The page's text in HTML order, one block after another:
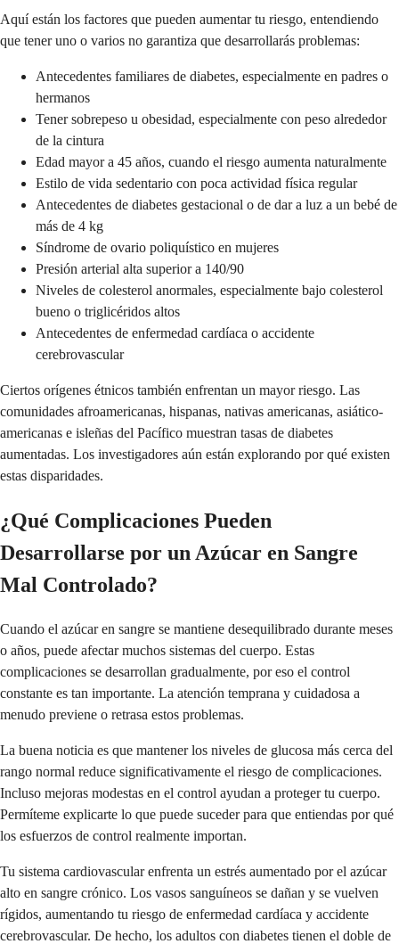
Aquí están los factores que pueden aumentar tu riesgo, entendiendo
que tener uno o varios no garantiza que desarrollarás problemas:
Antecedentes familiares de diabetes, especialmente en padres o
hermanos
Tener sobrepeso u obesidad, especialmente con peso alrededor
de la cintura
Edad mayor a 45 años, cuando el riesgo aumenta naturalmente
Estilo de vida sedentario con poca actividad física regular
Antecedentes de diabetes gestacional o de dar a luz a un bebé de
más de 4 kg
Síndrome de ovario poliquístico en mujeres
Presión arterial alta superior a 140/90
Niveles de colesterol anormales, especialmente bajo colesterol
bueno o triglicéridos altos
Antecedentes de enfermedad cardíaca o accidente
cerebrovascular
Ciertos orígenes étnicos también enfrentan un mayor riesgo. Las
comunidades afroamericanas, hispanas, nativas americanas, asiático-
americanas e isleñas del Pacífico muestran tasas de diabetes
aumentadas. Los investigadores aún están explorando por qué existen
estas disparidades.
¿Qué Complicaciones Pueden
Desarrollarse por un Azúcar en Sangre
Mal Controlado?
Cuando el azúcar en sangre se mantiene desequilibrado durante meses
o años, puede afectar muchos sistemas del cuerpo. Estas
complicaciones se desarrollan gradualmente, por eso el control
constante es tan importante. La atención temprana y cuidadosa a
menudo previene o retrasa estos problemas.
La buena noticia es que mantener los niveles de glucosa más cerca del
rango normal reduce significativamente el riesgo de complicaciones.
Incluso mejoras modestas en el control ayudan a proteger tu cuerpo.
Permíteme explicarte lo que puede suceder para que entiendas por qué
los esfuerzos de control realmente importan.
Tu sistema cardiovascular enfrenta un estrés aumentado por el azúcar
alto en sangre crónico. Los vasos sanguíneos se dañan y se vuelven
rígidos, aumentando tu riesgo de enfermedad cardíaca y accidente
cerebrovascular. De hecho, los adultos con diabetes tienen el doble de